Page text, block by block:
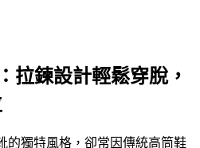
拉鍊設計輕鬆穿脫，
的獨特風格，卻常因傳統高筒鞋